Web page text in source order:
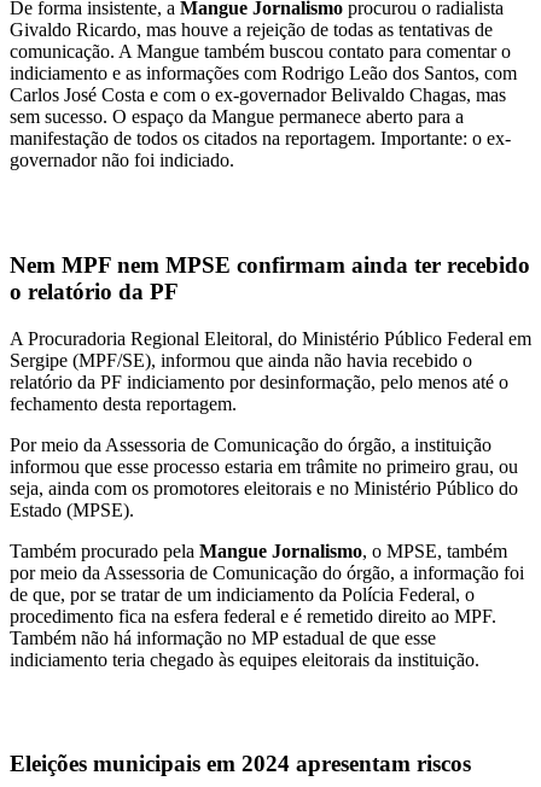
De forma insistente, a Mangue Jornalismo procurou o radialista
Givaldo Ricardo, mas houve a rejeição de todas as tentativas de
comunicação. A Mangue também buscou contato para comentar o
indiciamento e as informações com Rodrigo Leão dos Santos, com
Carlos José Costa e com o ex-governador Belivaldo Chagas, mas
sem sucesso. O espaço da Mangue permanece aberto para a
manifestação de todos os citados na reportagem. Importante: o ex-
governador não foi indiciado.
Nem MPF nem MPSE confirmam ainda ter recebido
o relatório da PF
A Procuradoria Regional Eleitoral, do Ministério Público Federal em
Sergipe (MPF/SE), informou que ainda não havia recebido o
relatório da PF indiciamento por desinformação, pelo menos até o
fechamento desta reportagem.
Por meio da Assessoria de Comunicação do órgão, a instituição
informou que esse processo estaria em trâmite no primeiro grau, ou
seja, ainda com os promotores eleitorais e no Ministério Público do
Estado (MPSE).
Também procurado pela Mangue Jornalismo, o MPSE, também
por meio da Assessoria de Comunicação do órgão, a informação foi
de que, por se tratar de um indiciamento da Polícia Federal, o
procedimento fica na esfera federal e é remetido direito ao MPF.
Também não há informação no MP estadual de que esse
indiciamento teria chegado às equipes eleitorais da instituição.
Eleições municipais em 2024 apresentam riscos